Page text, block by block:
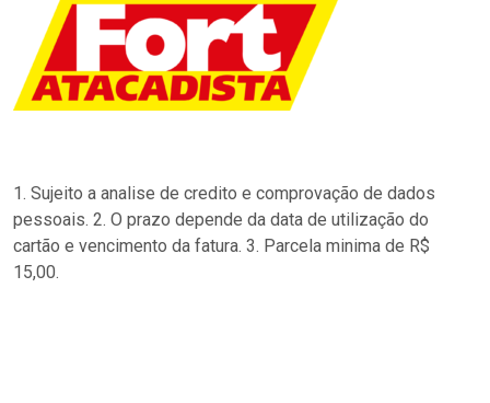
1. Sujeito a analise de credito e comprovação de dados
pessoais. 2. O prazo depende da data de utilização do
cartão e vencimento da fatura. 3. Parcela minima de R$
15,00.